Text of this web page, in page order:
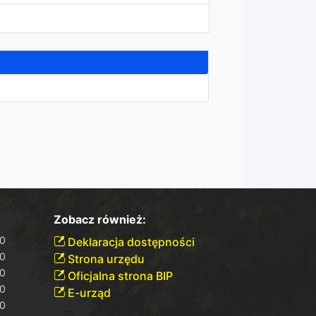
Zobacz również:
Deklaracja dostępności
Strona urzędu
Oficjalna strona BIP
E-urząd